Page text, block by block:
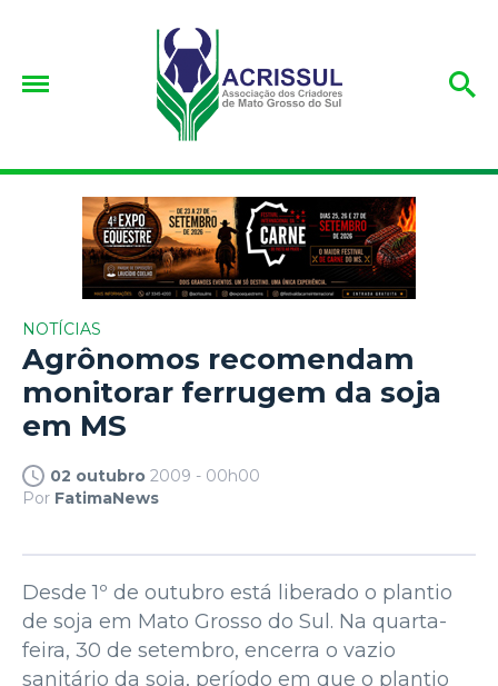
NOTÍCIAS
Agrônomos recomendam
monitorar ferrugem da soja
em MS
02 outubro 2009 - 00h00
Por FatimaNews
Desde 1º de outubro está liberado o plantio
de soja em Mato Grosso do Sul. Na quarta-
feira, 30 de setembro, encerra o vazio
sanitário da soja, período em que o plantio